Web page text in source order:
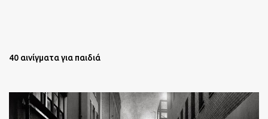
40 αινίγματα για παιδιά